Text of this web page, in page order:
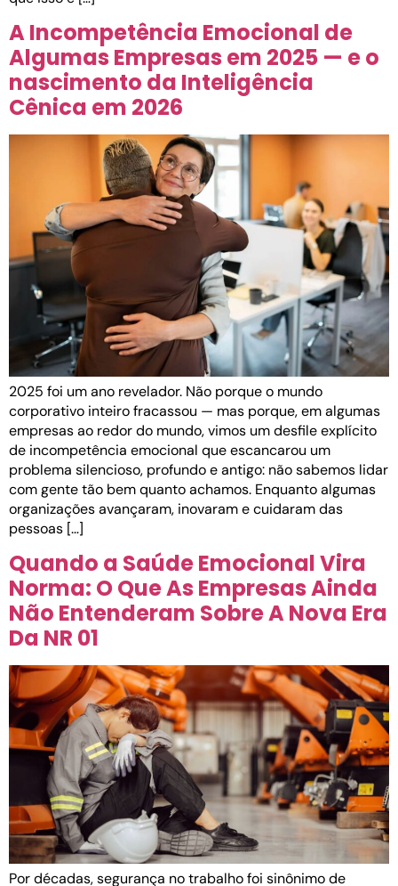
A Incompetência Emocional de
Algumas Empresas em 2025 — e o
nascimento da Inteligência
Cênica em 2026
2025 foi um ano revelador. Não porque o mundo
corporativo inteiro fracassou — mas porque, em algumas
empresas ao redor do mundo, vimos um desfile explícito
de incompetência emocional que escancarou um
problema silencioso, profundo e antigo: não sabemos lidar
com gente tão bem quanto achamos. Enquanto algumas
organizações avançaram, inovaram e cuidaram das
pessoas […]
Quando a Saúde Emocional Vira
Norma: O Que As Empresas Ainda
Não Entenderam Sobre A Nova Era
Da NR 01
Por décadas, segurança no trabalho foi sinônimo de